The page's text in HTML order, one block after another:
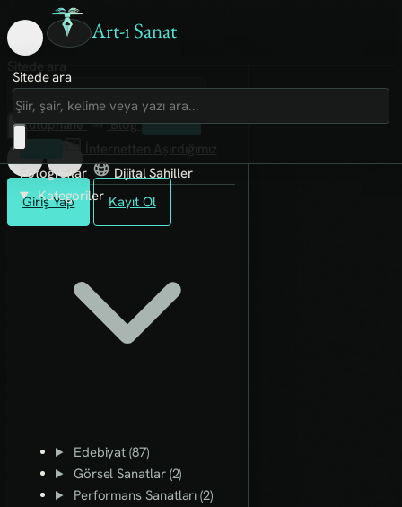
Art-ı Sanat
Giriş Yap Kayıt Ol
Sitede ara
Art-ı Sosyal
İmece
Kütüphane
Blog
Fanzin
Rafları
Fotoğraflar
Dijital Sahiller
Kategoriler
Edebiyat (87)
Görsel Sanatlar (2)
Performans Sanatları (2)